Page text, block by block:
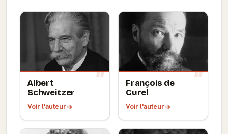
Albert
Schweitzer
Voir l'auteur
François de
Curel
Voir l'auteur